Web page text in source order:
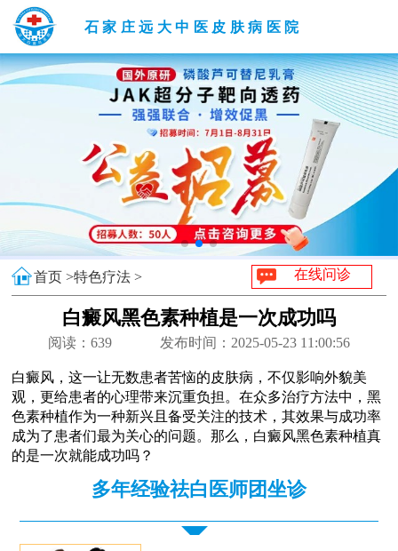
石家庄远大中医皮肤病医院
首页 >特色疗法 > 在线问诊
白癜风黑色素种植是一次成功吗
阅读： 639 发布时间：2025-05-23 11:00:56
白癜风，这一让无数患者苦恼的皮肤病，不仅影响外貌美
观，更给患者的心理带来沉重负担。在众多治疗方法中，黑
色素种植作为一种新兴且备受关注的技术，其效果与成功率
成为了患者们最为关心的问题。那么，白癜风黑色素种植真
的是一次就能成功吗？
多年经验祛白医师团坐诊